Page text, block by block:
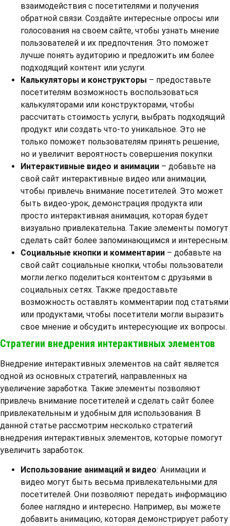
взаимодействия с посетителями и получения
обратной связи. Создайте интересные опросы или
голосования на своем сайте, чтобы узнать мнение
пользователей и их предпочтения. Это поможет
лучше понять аудиторию и предложить им более
подходящий контент или услуги.
Калькуляторы и конструкторы – предоставьте
посетителям возможность воспользоваться
калькуляторами или конструкторами, чтобы
рассчитать стоимость услуги, выбрать подходящий
продукт или создать что-то уникальное. Это не
только поможет пользователям принять решение,
но и увеличит вероятность совершения покупки.
Интерактивные видео и анимации – добавьте на
свой сайт интерактивные видео или анимации,
чтобы привлечь внимание посетителей. Это может
быть видео-урок, демонстрация продукта или
просто интерактивная анимация, которая будет
визуально привлекательна. Такие элементы помогут
сделать сайт более запоминающимся и интересным.
Социальные кнопки и комментарии – добавьте на
свой сайт социальные кнопки, чтобы пользователи
могли легко поделиться контентом с друзьями в
социальных сетях. Также предоставьте
возможность оставлять комментарии под статьями
или продуктами, чтобы посетители могли выразить
свое мнение и обсудить интересующие их вопросы.
Стратегии внедрения интерактивных элементов
Внедрение интерактивных элементов на сайт является
одной из основных стратегий, направленных на
увеличение заработка. Такие элементы позволяют
привлечь внимание посетителей и сделать сайт более
привлекательным и удобным для использования. В
данной статье рассмотрим несколько стратегий
внедрения интерактивных элементов, которые помогут
увеличить заработок.
Использование анимаций и видео: Анимации и
видео могут быть весьма привлекательными для
посетителей. Они позволяют передать информацию
более наглядно и интересно. Например, вы можете
добавить анимацию, которая демонстрирует работу